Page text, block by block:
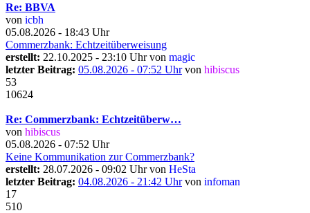
Re: BBVA
von icbh
05.08.2026 - 18:43 Uhr
Commerzbank: Echtzeitüberweisung
erstellt: 22.10.2025 - 23:10 Uhr von magic
letzter Beitrag: 05.08.2026 - 07:52 Uhrvon hibiscus
53
10624
Re: Commerzbank: Echtzeitüberw…
von hibiscus
05.08.2026 - 07:52 Uhr
Keine Kommunikation zur Commerzbank?
erstellt: 28.07.2026 - 09:02 Uhr von HeSta
letzter Beitrag: 04.08.2026 - 21:42 Uhrvon infoman
17
510